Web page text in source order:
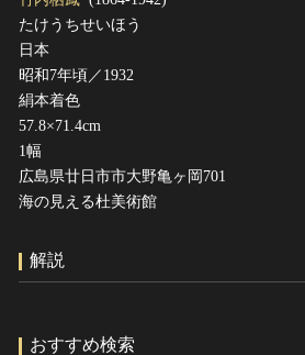
たけうちせいほう
日本
昭和7年頃／1932
絹本着色
57.8×71.4cm
1幅
広島県廿日市市大野亀ヶ岡701
海の見える杜美術館
解説
おすすめ検索